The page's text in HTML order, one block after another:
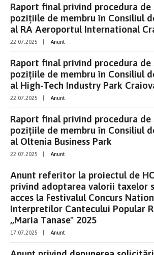
Raport final privind procedura de
pozițiile de membru în Consiliul
al RA Aeroportul International
22.07.2025 Anunt
Raport final privind procedura de
pozițiile de membru în Consiliul
al High-Tech Industry Park
22.07.2025 Anunt
Raport final privind procedura de
pozițiile de membru în Consiliul
al Oltenia Business Park
22.07.2025 Anunt
Anunt referitor la proiectul de
privind adoptarea valorii taxelor
acces la Festivalul Concurs
Interpretilor Cantecului Popular
,,Maria Tanase" 2025
17.07.2025 Anunt